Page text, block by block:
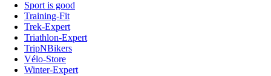
Sport is good
Training-Fit
Trek-Expert
Triathlon-Expert
TripNBikers
Vélo-Store
Winter-Expert